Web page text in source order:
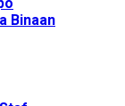
Binaan